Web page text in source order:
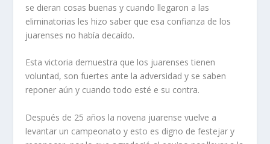
se dieran cosas buenas y cuando llegaron a las
eliminatorias les hizo saber que esa confianza de los
juarenses no había decaído.
Esta victoria demuestra que los juarenses tienen
voluntad, son fuertes ante la adversidad y se saben
reponer aún y cuando todo esté e su contra.
Después de 25 años la novena juarense vuelve a
levantar un campeonato y esto es digno de festejar y